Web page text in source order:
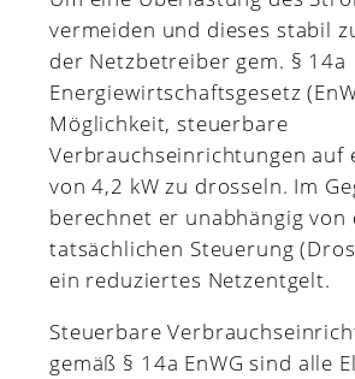
vermeiden und dieses stabil
der Netzbetreiber gem. § 14a
Energiewirtschaftsgesetz
Möglichkeit, steuerbare
Verbrauchseinrichtungen auf
von 4,2 kW zu drosseln. Im
berechnet er unabhängig von
tatsächlichen Steuerung
ein reduziertes Netzentgelt.
Steuerbare
gemäß § 14a EnWG sind alle